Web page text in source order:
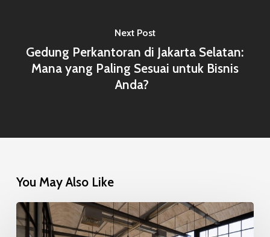
Next Post
Gedung Perkantoran di Jakarta Selatan:
Mana yang Paling Sesuai untuk Bisnis
Anda?
You May Also Like
Cara
Mengatur